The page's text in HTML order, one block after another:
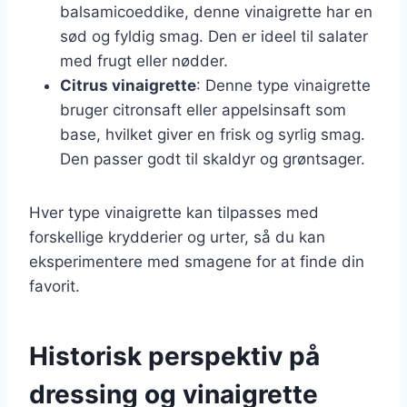
balsamicoeddike, denne vinaigrette har en
sød og fyldig smag. Den er ideel til salater
med frugt eller nødder.
Citrus vinaigrette: Denne type vinaigrette
bruger citronsaft eller appelsinsaft som
base, hvilket giver en frisk og syrlig smag.
Den passer godt til skaldyr og grøntsager.
Hver type vinaigrette kan tilpasses med
forskellige krydderier og urter, så du kan
eksperimentere med smagene for at finde din
favorit.
Historisk perspektiv på
dressing og vinaigrette